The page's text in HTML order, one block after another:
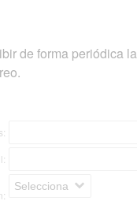
de forma periódica
Selecciona